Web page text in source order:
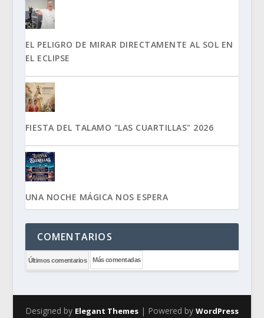
EL PELIGRO DE MIRAR DIRECTAMENTE AL SOL EN
EL ECLIPSE
FIESTA DEL TALAMO "LAS CUARTILLAS" 2026
UNA NOCHE MÁGICA NOS ESPERA
COMENTARIOS
Últimos comentarios Más comentadas
Designed by Elegant Themes| Powered by WordPress